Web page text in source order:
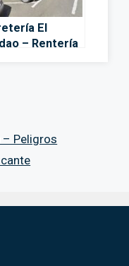
El
– Rentería
– Peligros